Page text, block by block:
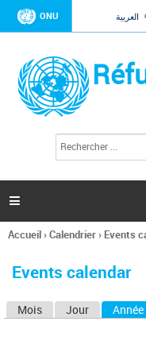
ONU العربية
l
c
h
e

Vous
ici
Accueil›Calendrier› Events
Events calendar
Mois Jour Année